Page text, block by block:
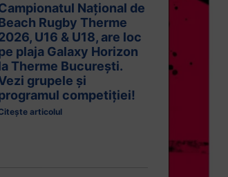
Național de
Rugby Therme
U16 & U18, are loc
plaja Galaxy Horizon
Therme București.
grupele și
competiției!
articolul